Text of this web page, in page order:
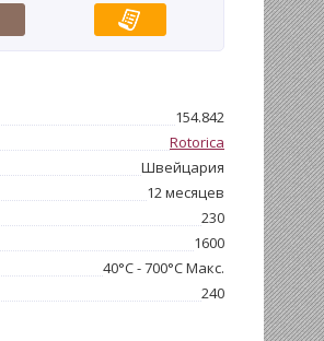
154.842
Rotorica
Швейцария
12 месяцев
230
1600
40°С - 700°С Макс.
240